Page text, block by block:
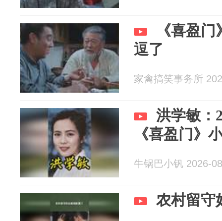
《喜盈
逗了
家禽搞笑事务所
洪学敏：
《喜盈门》
牛锅巴小钒 2026-
农村留守